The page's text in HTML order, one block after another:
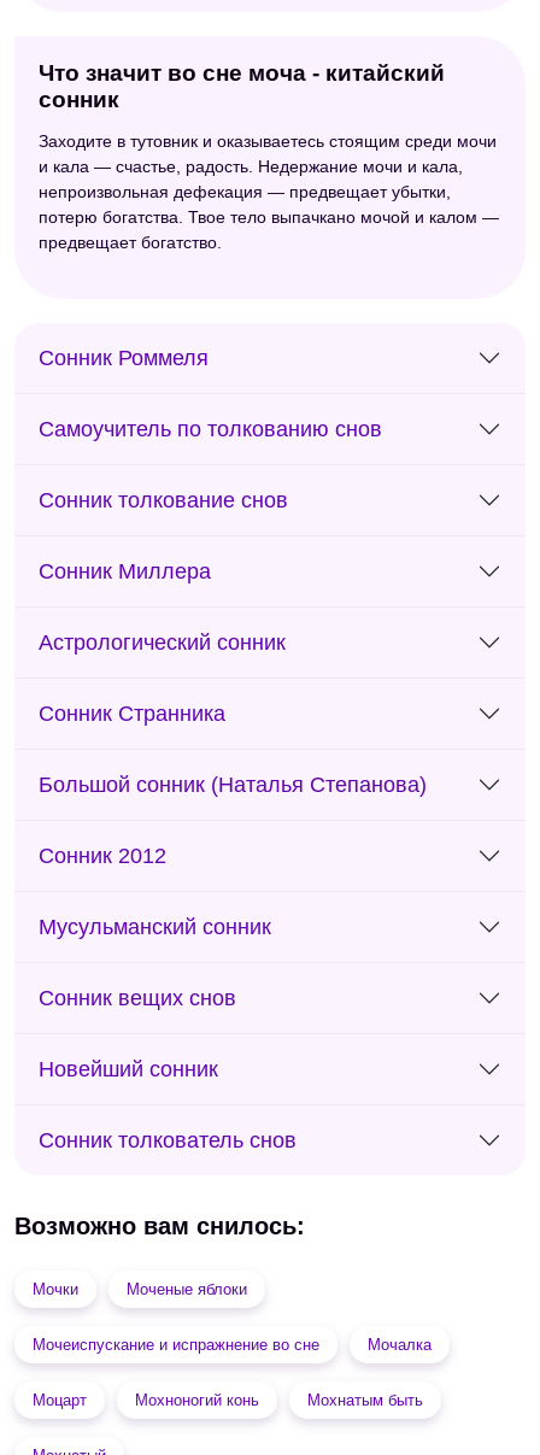
Что значит во сне моча - китайский
сонник
Заходите в тутовник и оказываетесь стоящим среди мочи
и кала — счастье, радость. Недержание мочи и кала,
непроизвольная дефекация — предвещает убытки,
потерю богатства. Твое тело выпачкано мочой и калом —
предвещает богатство.
Сонник Роммеля
Самоучитель по толкованию снов
Сонник толкование снов
Сонник Миллера
Астрологический сонник
Сонник Странника
Большой сонник (Наталья Степанова)
Сонник 2012
Мусульманский сонник
Сонник вещих снов
Новейший сонник
Сонник толкователь снов
Возможно вам снилось:
Мочки Моченые яблоки
Мочеиспускание и испражнение во сне Мочалка
Моцарт Мохноногий конь Мохнатым быть